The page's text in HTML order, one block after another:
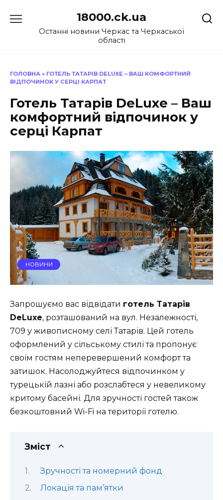
до
18000.ck.ua
Останні новини Черкас та Черкаської
області
ГОЛОВНА » ГОТЕЛЬ ТАТАРІВ DELUXE – ВАШ КОМФОРТНИЙ
ВІДПОЧИНОК У СЕРЦІ КАРПАТ
Готель Татарів DeLuxe – Ваш
комфортний відпочинок у
серці Карпат
НОВИНИ
Запрошуємо вас відвідати готель Татарів
DeLuxe, розташований на вул. Незалежності,
709 у живописному селі Татарів. Цей готель
оформлений у сільському стилі та пропонує
своїм гостям неперевершений комфорт та
затишок. Насолоджуйтеся відпочинком у
турецькій лазні або розслабтеся у невеликому
критому басейні. Для зручності гостей також
безкоштовний Wi-Fi на території готелю.
Зміст
Зручності та номерний фонд
Локація та пам’ятки